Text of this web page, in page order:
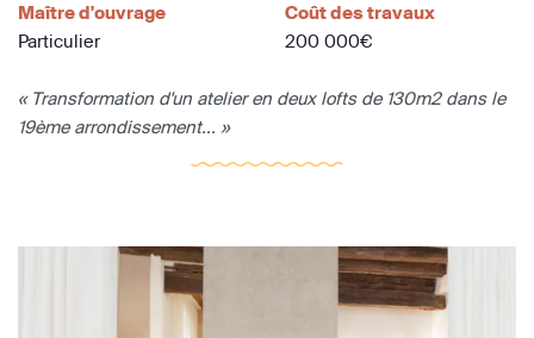
Maître d'ouvrage
Particulier
Coût des travaux
200 000€
« Transformation d'un atelier en deux lofts de 130m2 dans le
19ème arrondissement... »